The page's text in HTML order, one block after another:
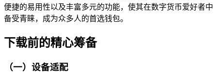
便捷的易用性以及丰富多元的功能，使其在数字货币爱好者中
备受青睐，成为众多人的首选钱包。
下载前的精心筹备
（一）设备适配